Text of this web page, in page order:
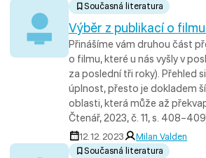
Současná literatura
Výběr z publikací o
Přinášíme vám druhou část
o filmu, které u nás vyšly v
za poslední tři roky). Přehled
úplnost, přesto je dokladem
oblasti, která může až
Čtenář, 2023, č. 11, s.
12. 12. 2023
Milan Valden
Současná literatura